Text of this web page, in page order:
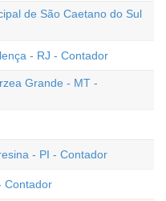
de São Caetano do Sul
- RJ - Contador
Grande - MT -
- PI - Contador
Contador